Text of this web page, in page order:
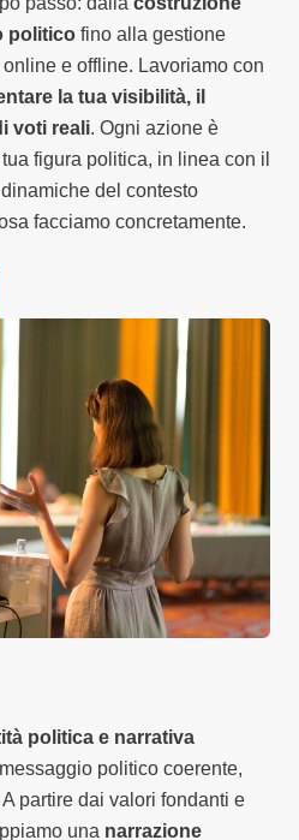
politico fino alla gestione
e offline. Lavoriamo con
la tua visibilità, il
voti reali. Ogni azione è
figura politica, in linea con il
del contesto
facciamo concretamente.
politica e narrativa
politico coerente,
partire dai valori fondanti e
una narrazione